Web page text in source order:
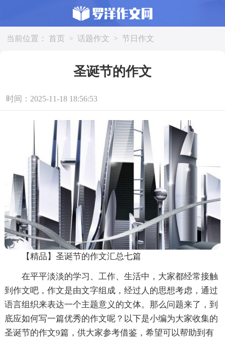
当前位置： 首页 > 话题作文 > 节日作文
圣诞节的作文
时间：2025-11-18 18:56:53
【精品】圣诞节的作文汇总七篇
在平平淡淡的学习、工作、生活中，大家都经常接触
到作文吧，作文是由文字组成，经过人的思想考虑，通过
语言组织来表达一个主题意义的文体。那么问题来了，到
底应如何写一篇优秀的作文呢？以下是小编为大家收集的
圣诞节的作文9篇，供大家参考借鉴，希望可以帮助到有